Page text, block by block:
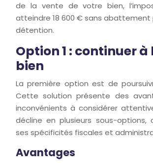
de la vente de votre bien,
atteindre 18 600 € sans abattement
détention.
Option 1 : continuer à
bien
La première option est de
Cette solution présente des
inconvénients à considérer
décline en plusieurs sous-options,
ses spécificités fiscales et
Avantages